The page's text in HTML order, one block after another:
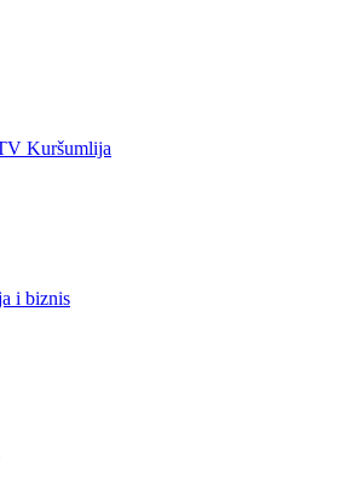
Kuršumlija
i biznis